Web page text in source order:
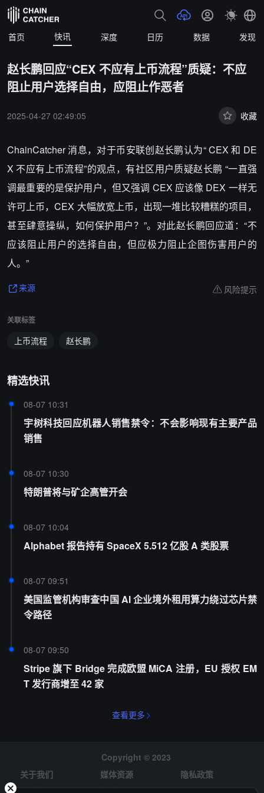
首页 快讯 深度 日历 数据 发现
赵长鹏回应“CEX 不应有上币流程”质疑：不应
阻止用户选择自由，应阻止作恶者
2025-04-27 02:49:05 收藏
ChainCatcher 消息，对于币安联创赵长鹏认为“ CEX 和 DE
X 不应有上币流程”的观点，有社区用户质疑赵长鹏 “一直强
调最重要的是保护用户，但又强调 CEX 应该像 DEX 一样无
许可上币，CEX 大幅放宽上币，出现一堆比较糟糕的项目，
甚至肆意操纵，如何保护用户？”。对此赵长鹏回应道：“不
应该阻止用户的选择自由，但应极力阻止企图伤害用户的
人。”
来源 风险提示
关联标签
上币流程 赵长鹏
精选快讯
08-07 10:31
宇树科技回应机器人销售禁令：不会影响现有主要产品
销售
08-07 10:30
特朗普将与矿企高管开会
08-07 10:04
Alphabet 报告持有 SpaceX 5.512 亿股 A 类股票
08-07 09:51
美国监管机构审查中国 AI 企业境外租用算力绕过芯片禁
令路径
08-07 09:50
Stripe 旗下 Bridge 完成欧盟 MiCA 注册，EU 授权 EM
T 发行商增至 42 家
查看更多
Copyright © 2023
关于我们
媒体资源
隐私政策